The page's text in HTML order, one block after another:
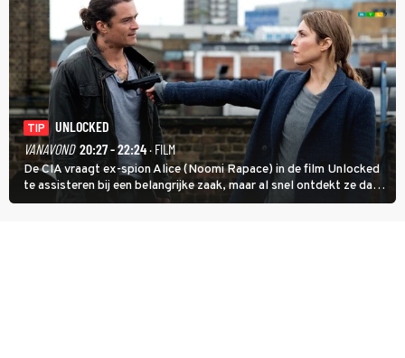
TIP
UNLOCKED
VANAVOND 20:27 - 22:24· FILM
De CIA vraagt ex-spion Alice (Noomi Rapace) in de film Unlocked
te assisteren bij een belangrijke zaak, maar al snel ontdekt ze dat
degene die haar aanstelde kwade bedoelingen heeft.